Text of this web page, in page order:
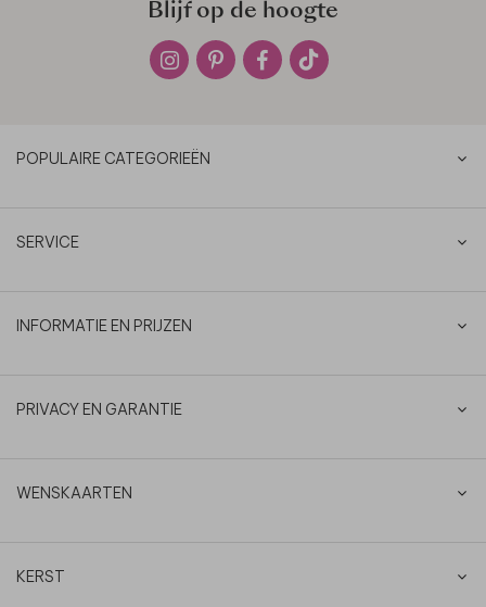
Blijf op de hoogte
POPULAIRE CATEGORIEËN
SERVICE
INFORMATIE EN PRIJZEN
PRIVACY EN GARANTIE
WENSKAARTEN
KERST